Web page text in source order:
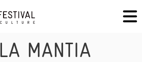
MANTIA